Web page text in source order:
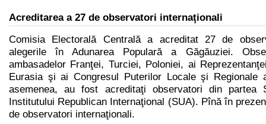
Acreditarea a 27 de observatori internaţionali
Comisia Electorală Centrală a acreditat 27 de
alegerile în Adunarea Populară a Găgăuziei.
ambasadelor Franţei, Turciei, Poloniei, ai
Eurasia şi ai Congresul Puterilor Locale şi Regionale
asemenea, au fost acreditaţi observatori din partea
Institutului Republican Internaţional (SUA). Pînă în
de observatori internaţionali.